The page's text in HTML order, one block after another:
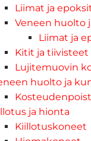
Liimat ja
Veneen huolto
Liimat ja
Kitit ja tiivisteet
Lujitemuovin
huolto ja
ja hionta
Kiillotuskoneet